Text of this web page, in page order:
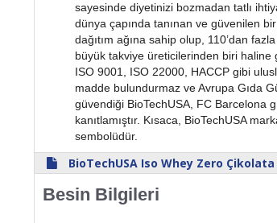
sayesinde diyetinizi bozmadan tatlı
dünya çapında tanınan ve güvenilen
dağıtım ağına sahip olup, 110’dan
büyük takviye üreticilerinden biri haline
ISO 9001, ISO 22000, HACCP gibi
madde bulundurmaz ve Avrupa Gıda
güvendiği BioTechUSA, FC Barcelona
kanıtlamıştır. Kısaca, BioTechUSA
sembolüdür.
BioTechUSA Iso Whey Zero
Besin Bilgileri